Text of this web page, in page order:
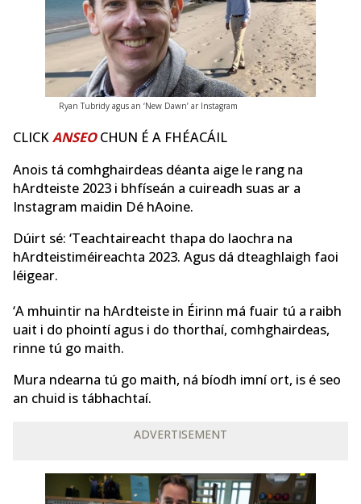
Ryan Tubridy agus an ‘New Dawn’ ar Instagram
CLICKANSEOCHUN É A FHÉACÁIL
Anois tá comhghairdeas déanta aige le rang na
hArdteiste 2023 i bhfíseán a cuireadh suas ar a
Instagram maidin Dé hAoine.
Dúirt sé: ‘Teachtaireacht thapa do laochra na
hArdteistiméireachta 2023. Agus dá dteaghlaigh faoi
léigear.
‘A mhuintir na hArdteiste in Éirinn má fuair tú a raibh
uait i do phointí agus i do thorthaí, comhghairdeas,
rinne tú go maith.
Mura ndearna tú go maith, ná bíodh imní ort, is é seo
an chuid is tábhachtaí.
ADVERTISEMENT